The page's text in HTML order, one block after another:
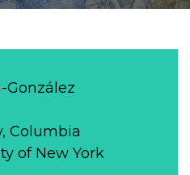
González
Columbia
of New York